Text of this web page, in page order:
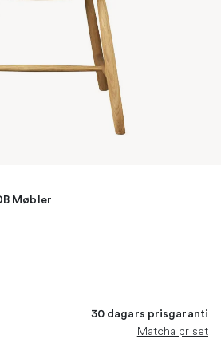
Møbler
30 dagars prisgaranti
Matcha priset